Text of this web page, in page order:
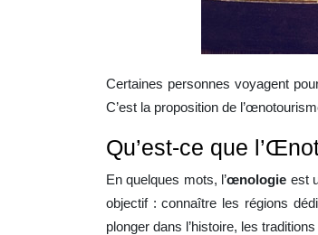
Certaines personnes voyagent
C’est la proposition de
Qu’est-ce que
En quelques mots, l’œnologie est
objectif : connaître les régions
plonger dans l’histoire, les